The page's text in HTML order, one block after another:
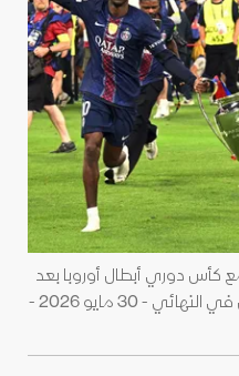
دوري أبطال أوروبا بعد
فوز باريس سان جيرمان على أرسنال في النهائي - 30 مايو 2026 -